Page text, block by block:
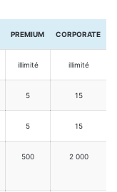
PREMIUM CORPORATE
illimité illimité
5 15
5 15
500 2 000